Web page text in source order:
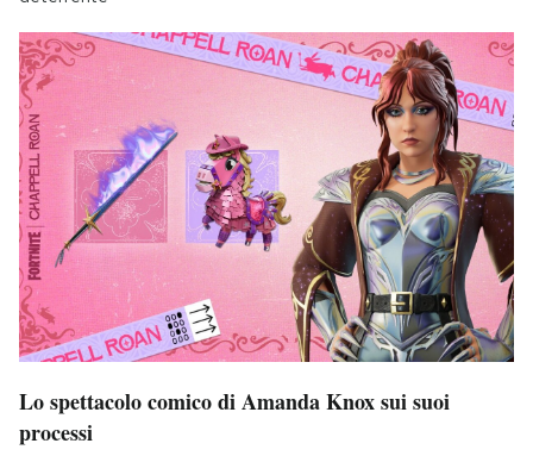
Lo spettacolo comico di Amanda Knox sui suoi
processi